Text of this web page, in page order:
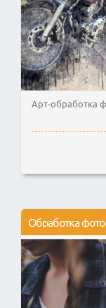
Арт-обработка
Обработка фото